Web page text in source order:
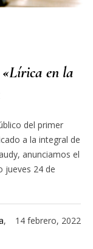
en la
del primer
a la integral de
anunciamos el
jueves 24 de
14 febrero, 2022
,